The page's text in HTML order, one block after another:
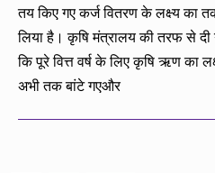
तय किए गए कर्ज वितरण के लक्ष्य का
लिया है। कृषि मंत्रालय की तरफ से दी
कि पूरे वित्त वर्ष के लिए कृषि ऋण का
अभी तक बांटे गएऔर